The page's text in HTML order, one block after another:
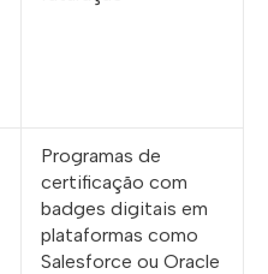
Programas de
certificação com
badges digitais em
plataformas como
Salesforce ou Oracle